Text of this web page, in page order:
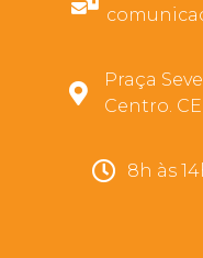
Praça
Centro.
8h às